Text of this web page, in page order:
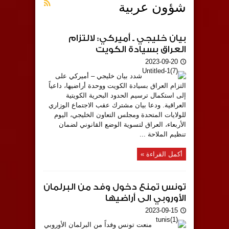
شؤون عربية
بيان خليجي ـ أميركي: لالتزام
العراق بسيادة الكويت
2023-09-20
شدد بيان خليجي – أميركي على
التزام العراق بسيادة الكويت ووحدة أراضيها، داعياً
إلى استكمال ترسيم الحدود البحرية الكويتية
العراقية. ودعا بيان مشترك عقب الاجتماع الوزاري
للولايات المتحدة ومجلس التعاون الخليجي، اليوم
الأربعاء، العراق لتسوية الوضع القانوني لضمان
تنظيم الملاحة ...
أكمل القراءة »
تونس تمنع دخول وفد من البرلمان
الأوروبي الى أراضيها
2023-09-15
منعت تونس وفداً من البرلمان الأوروبي